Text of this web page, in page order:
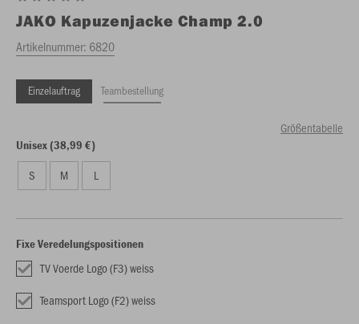
JAKO Kapuzenjacke Champ 2.0
Artikelnummer: 6820
Einzelauftrag Teambestellung
Größentabelle
Unisex (38,99 €)
S M L
Fixe Veredelungspositionen
TV Voerde Logo (F3) weiss
Teamsport Logo (F2) weiss